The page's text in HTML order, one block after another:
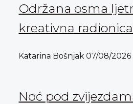
Održana osma
kreativna
Katarina Bošnjak 07/08/2026
Noć pod